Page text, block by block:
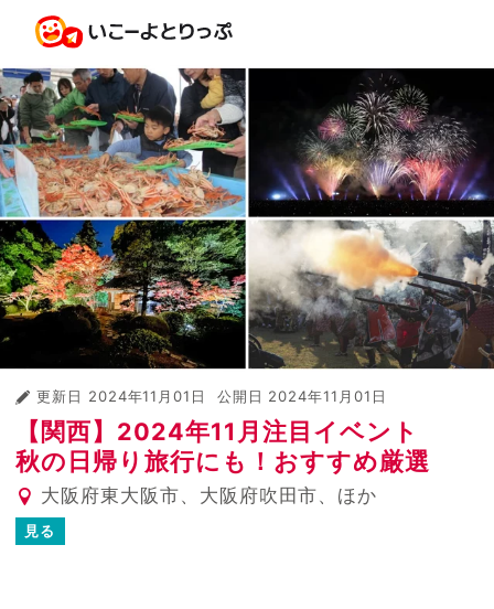
更新日 2024年11月01日 公開日 2024年11月01日
【関西】2024年11月注目イベント
秋の日帰り旅行にも！おすすめ厳選
大阪府東大阪市、大阪府吹田市、ほか
見る